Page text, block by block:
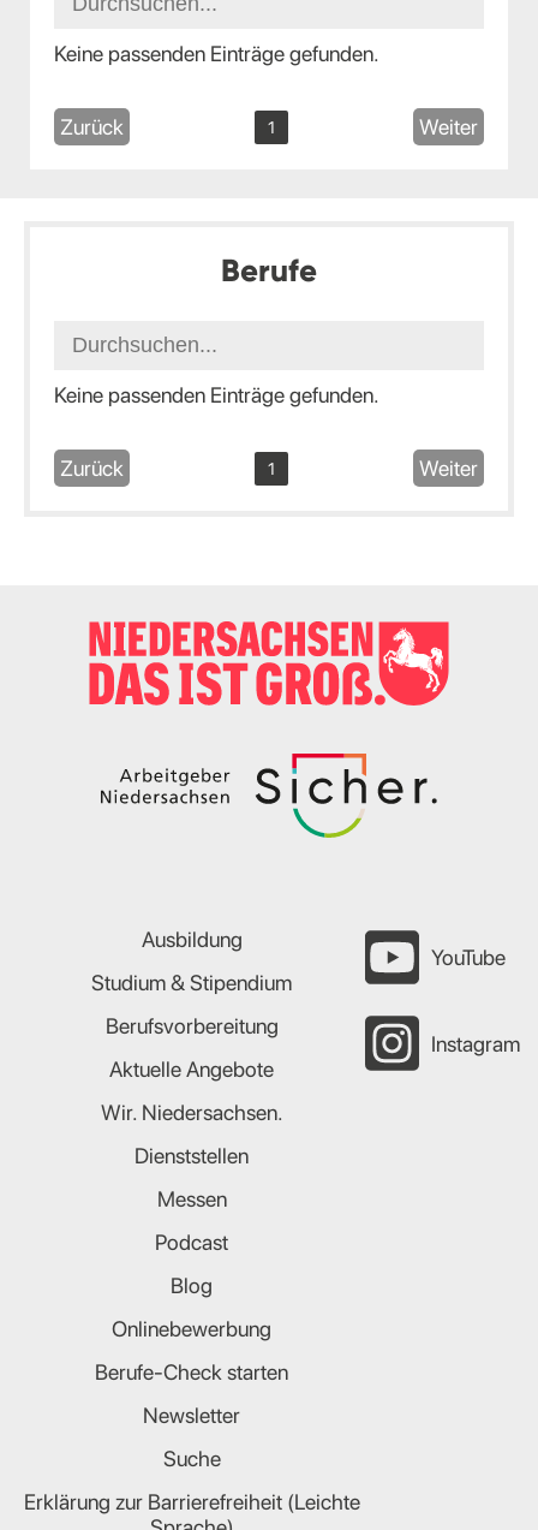
Keine passenden Einträge gefunden.
Zurück 1 Weiter
Berufe
Keine passenden Einträge gefunden.
Zurück 1 Weiter
Ausbildung
Studium & Stipendium
Berufsvorbereitung
Aktuelle Angebote
Wir. Niedersachsen.
Dienststellen
Messen
Podcast
Blog
Onlinebewerbung
Berufe-Check starten
Newsletter
Suche
Erklärung zur Barrierefreiheit (Leichte
YouTube
Instagram